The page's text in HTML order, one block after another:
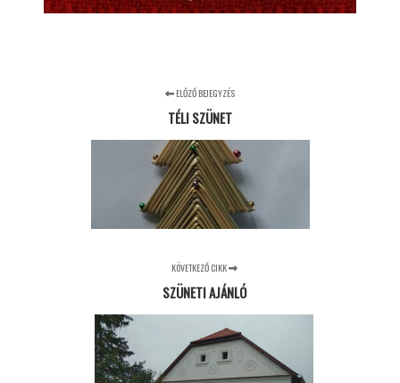
ELŐZŐ BEJEGYZÉS
TÉLI SZÜNET
KÖVETKEZŐ CIKK
SZÜNETI AJÁNLÓ